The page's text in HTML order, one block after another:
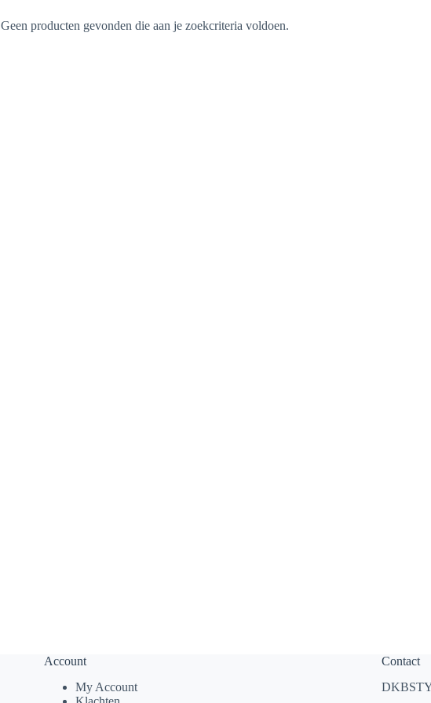
Geen producten gevonden die aan je zoekcriteria voldoen.
Account
My Account
Contact